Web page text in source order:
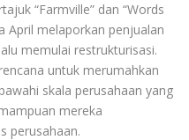
“Farmville” dan “Words
April melaporkan penjualan
memulai restrukturisasi.
untuk merumahkan
skala perusahaan yang
mereka
perusahaan.